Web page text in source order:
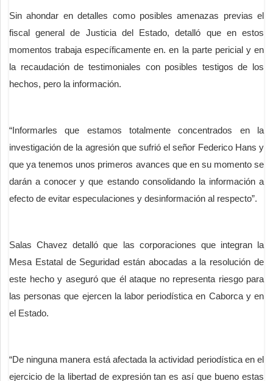
Sin ahondar en detalles como posibles amenazas previas el
fiscal general de Justicia del Estado, detalló que en estos
momentos trabaja específicamente en. en la parte pericial y en
la recaudación de testimoniales con posibles testigos de los
hechos, pero la información.
“Informarles que estamos totalmente concentrados en la
investigación de la agresión que sufrió el señor Federico Hans y
que ya tenemos unos primeros avances que en su momento se
darán a conocer y que estando consolidando la información a
efecto de evitar especulaciones y desinformación al respecto”.
Salas Chavez detalló que las corporaciones que integran la
Mesa Estatal de Seguridad están abocadas a la resolución de
este hecho y aseguró que él ataque no representa riesgo para
las personas que ejercen la labor periodística en Caborca y en
el Estado.
“De ninguna manera está afectada la actividad periodística en el
ejercicio de la libertad de expresión tan es así que bueno estas